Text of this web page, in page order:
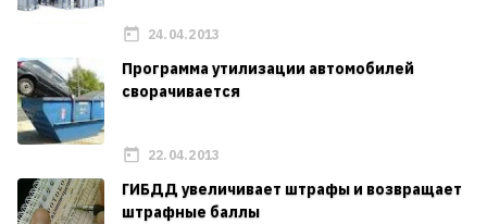
24.04.2013
Программа утилизации автомобилей
сворачивается
22.04.2013
ГИБДД увеличивает штрафы и возвращает
штрафные баллы